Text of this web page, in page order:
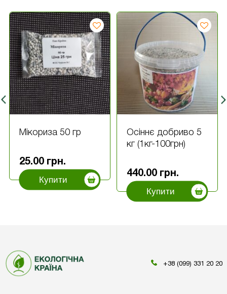
Мікориза 50 гр
25.00 грн.
Купити
Осіннє добриво 5
кг (1кг-100грн)
440.00 грн.
Купити
+38 (099) 331 20 20